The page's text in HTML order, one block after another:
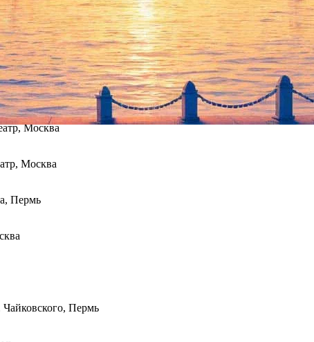
тьмой» в Михайловском театре – обошел спектакль
Москва
Москва
Пермь
Пермь